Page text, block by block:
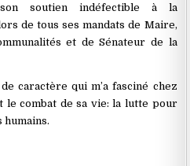
son soutien indéfectible à la
de tous ses mandats de Maire,
et de Sénateur de la
caractère qui m’a fasciné chez
le combat de sa vie: la lutte pour
humains.